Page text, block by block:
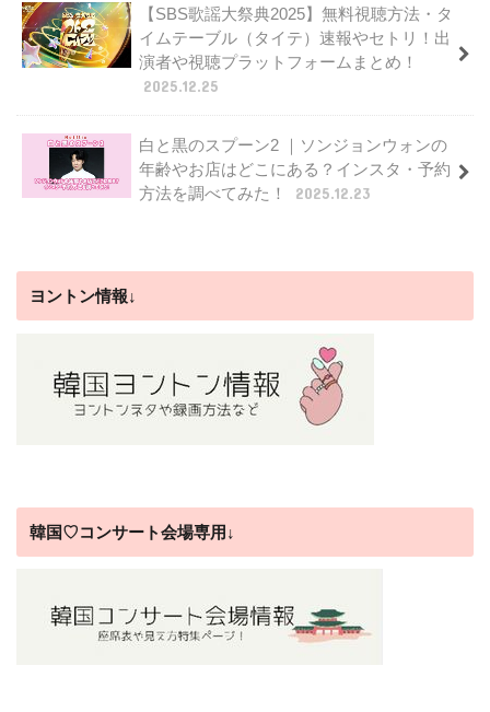
【SBS歌謡大祭典2025】無料視聴方法・タ
イムテーブル（タイテ）速報やセトリ！出
演者や視聴プラットフォームまとめ！
2025.12.25
白と黒のスプーン2 ｜ソンジョンウォンの
年齢やお店はどこにある？インスタ・予約
方法を調べてみた！
2025.12.23
ヨントン情報↓
韓国♡コンサート会場専用↓